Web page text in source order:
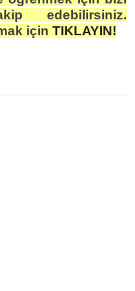
edebilirsiniz.
için TIKLAYIN!